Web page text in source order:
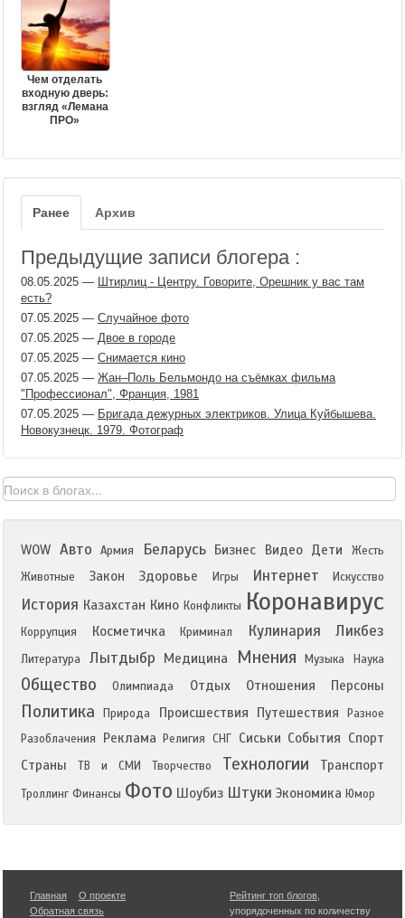
Чем отделать
входную дверь:
взгляд «Лемана
ПРО»
Ранее Архив
Предыдущие записи блогера :
08.05.2025 — Штирлиц - Центру. Говорите, Орешник у вас там
есть?
07.05.2025 — Случайное фото
07.05.2025 — Двое в городе
07.05.2025 — Снимается кино
07.05.2025 — Жан–Поль Бельмондо на съёмках фильма
"Профессионал", Франция, 1981
07.05.2025 — Бригада дежурных электриков. Улица Куйбышева.
Новокузнецк. 1979. Фотограф
WOW Авто Армия Беларусь Бизнес Видео Дети
Жесть
Животные
Закон Здоровье Игры Интернет Искусство
История Казахстан Кино Конфликты Коронавирус
Коррупция Косметичка Криминал Кулинария Ликбез
Литература Лытдыбр Медицина Мнения Музыка Наука
Общество Олимпиада Отдых Отношения Персоны
Политика Природа Происшествия Путешествия
Разное
Разоблачения
Реклама Религия СНГ Сиськи События Спорт
Страны
ТВ и СМИ Творчество Технологии Транспорт
Троллинг Финансы Фото Шоубиз Штуки Экономика Юмор
Главная
О проекте
Обратная связь
Рейтинг топ блогов
упорядоченных по количеству